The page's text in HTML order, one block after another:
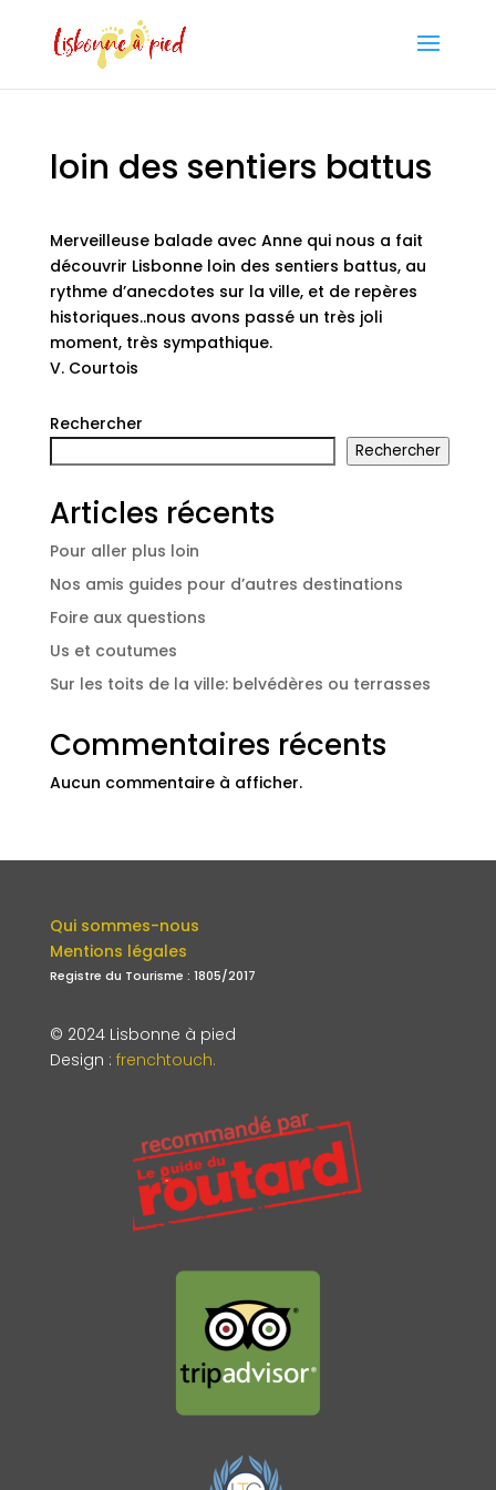
loin des sentiers battus
Merveilleuse balade avec Anne qui nous a fait
découvrir Lisbonne loin des sentiers battus, au
rythme d’anecdotes sur la ville, et de repères
historiques..nous avons passé un très joli
moment, très sympathique.
V. Courtois
Rechercher
Rechercher
Articles récents
Pour aller plus loin
Nos amis guides pour d’autres destinations
Foire aux questions
Us et coutumes
Sur les toits de la ville: belvédères ou terrasses
Commentaires récents
Aucun commentaire à afficher.
Qui sommes-nous
Mentions légales
Registre du Tourisme : 1805/2017
© 2024 Lisbonne à pied
Design : frenchtouch.